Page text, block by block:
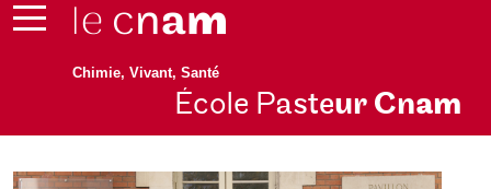
Chimie, Vivant, Santé
École Pasteur Cnam